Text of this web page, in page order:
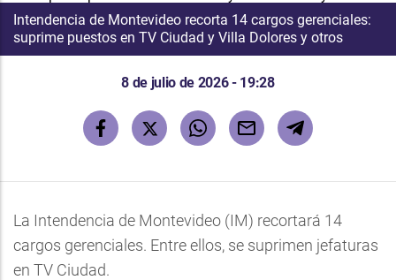
Intendencia de Montevideo recorta 14 cargos gerenciales:
suprime puestos en TV Ciudad y Villa Dolores y otros
8 de julio de 2026 - 19:28
La Intendencia de Montevideo (IM) recortará 14
cargos gerenciales. Entre ellos, se suprimen jefaturas
en TV Ciudad.